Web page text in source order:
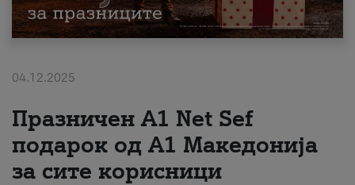
Поддршка
Надополни кредит
За нас
#ПодобарОнлајн
04.12.2025
Празничен A1 Net Sеf
подарок од А1 Македонија
за сите корисници